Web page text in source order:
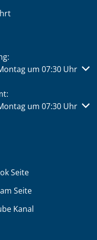
Schließzeiten
um 07:30 Uhr
Schließzeiten
um 07:30 Uhr
Seite
Seite
Kanal